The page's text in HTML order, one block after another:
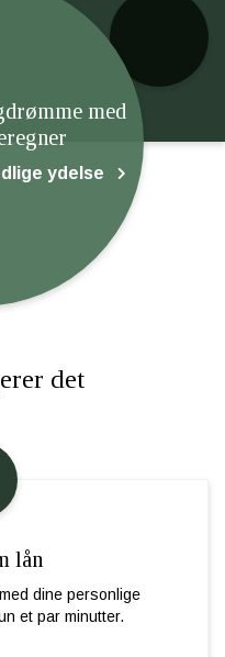
med
ydelse
det
lån
dine personlige
et par minutter.